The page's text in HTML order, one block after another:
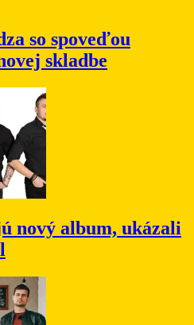
so spoveďou
skladbe
nový album, ukázali